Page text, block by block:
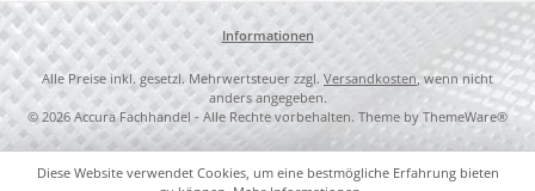
Informationen
Alle Preise inkl. gesetzl. Mehrwertsteuer zzgl. Versandkosten, wenn nicht
anders angegeben.
© 2026 Accura Fachhandel - Alle Rechte vorbehalten. Theme by ThemeWare®
Diese Website verwendet Cookies, um eine bestmögliche Erfahrung bieten